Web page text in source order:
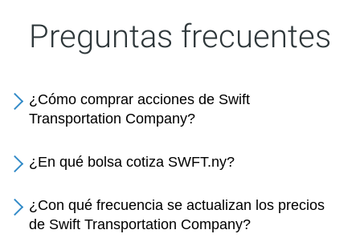
Preguntas frecuentes
¿Cómo comprar acciones de Swift
Transportation Company?
¿En qué bolsa cotiza SWFT.ny?
¿Con qué frecuencia se actualizan los precios
de Swift Transportation Company?